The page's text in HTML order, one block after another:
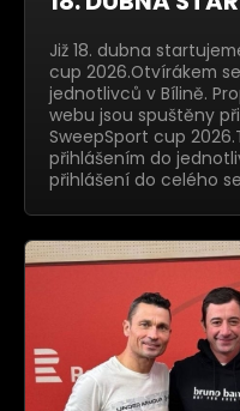
Již 18. dubna
cup 2026.Otvírákem
jednotlivců v Bílině.
webu jsou spuštěny
SweepSport cup
přihlášením do
přihlášení do celého